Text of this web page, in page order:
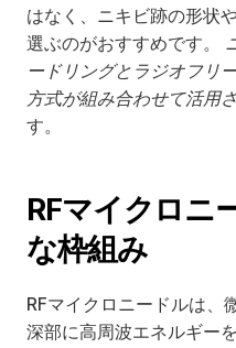
はなく、ニキビ跡の形状
選ぶのがおすすめです。
ードリングとラジオフリ
方式が組み合わせて活用
す。
RFマイクロニ
な枠組み
RFマイクロニードルは、
深部に高周波エネルギー